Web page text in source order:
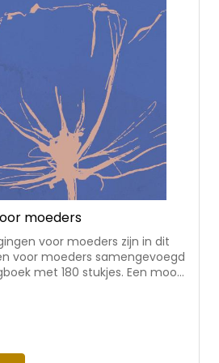
Show details
Allow all
moeders
voor moeders zijn in dit
voor moeders samengevoegd
met 180 stukjes. Een mooi,
verantwoordelijke, zware,
taak. Veel vrouwen en
de hoogte van de taak en
Woord aan hen schenkt. De